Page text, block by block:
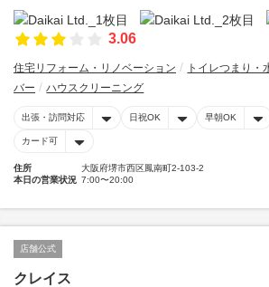
3.06
住宅リフォーム・リノベーション
トイレつまり・
バー
ハウスクリーニング
出張・訪問対応 日祝OK 早朝OK
カード可
住所
大阪府堺市西区鳳南町2-103-2
本日の営業状況 7:00〜20:00
店舗公式
クレイス